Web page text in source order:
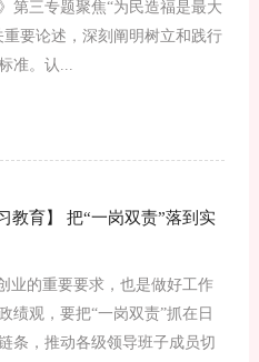
第三专题聚焦“为民造福是最大
要论述，深刻阐明树立和践行
准。认...
教育】 把“一岗双责”落到实
业的重要要求，也是做好工作
绩观，要把“一岗双责”抓在日
条，推动各级领导班子成员切